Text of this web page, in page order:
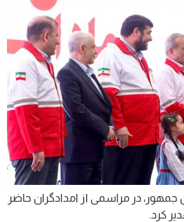
در مراسمی از امدادگران حاضر
کرد.